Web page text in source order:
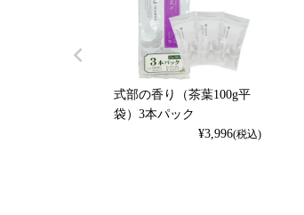
式部の香り（茶葉100g平
袋）3本パック
¥3,996(税込)